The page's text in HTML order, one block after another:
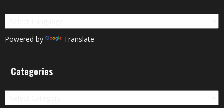
Powered by Translate
Categories
Categories